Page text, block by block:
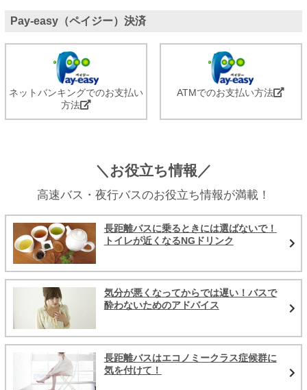
Pay-easy（ペイジー）決済
ネットバンキングでのお支払い
方法
ATMでのお支払い方法
＼お役立ち情報／
高速バス・夜行バスのお役立ち情報が満載！
長距離バスに乗るときには選ばないで！
トイレが近くなるNGドリンク
気分が悪くなってからでは遅い！バスで
酔わないためのアドバイス
長距離バスはエコノミークラス症候群に
気を付けて！